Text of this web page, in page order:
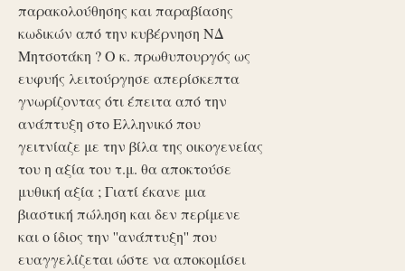
παρακολούθησης και παραβίασης
κωδικών από την κυβέρνηση ΝΔ
Μητσοτάκη ? Ο κ. πρωθυπουργός ως
ευφυής λειτούργησε απερίσκεπτα
γνωρίζοντας ότι έπειτα από την
ανάπτυξη στο Ελληνικό που
γειτνίαζε με την βίλα της οικογενείας
του η αξία του τ.μ. θα αποκτούσε
μυθική αξία ; Γιατί έκανε μια
βιαστική πώληση και δεν περίμενε
και ο ίδιος την ''ανάπτυξη'' που
ευαγγελίζεται ώστε να αποκομίσει